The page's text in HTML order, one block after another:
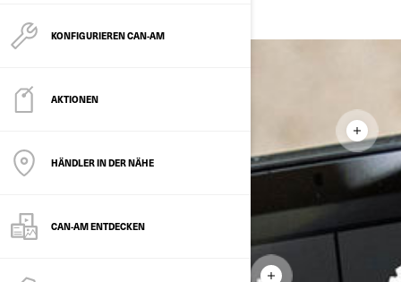
KONFIGURIEREN CAN-AM
AKTIONEN
HÄNDLER IN DER NÄHE
CAN-AM ENTDECKEN